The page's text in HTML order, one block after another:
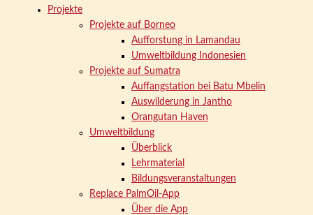
Projekte
Projekte auf Borneo
Aufforstung in Lamandau
Umweltbildung Indonesien
Projekte auf Sumatra
Auffangstation bei Batu Mbelin
Auswilderung in Jantho
Orangutan Haven
Umweltbildung
Überblick
Lehrmaterial
Bildungsveranstaltungen
Replace PalmOil-App
Über die App